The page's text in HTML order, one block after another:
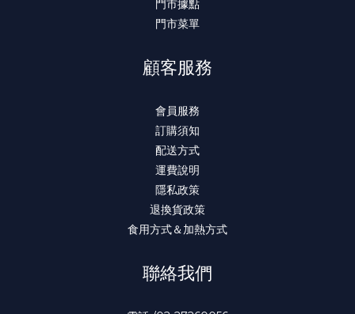
門市據點
門市菜單
顧客服務
會員服務
訂購須知
配送方式
運費說明
隱私政策
退換貨政策
食用方式＆加熱方式
聯絡我們